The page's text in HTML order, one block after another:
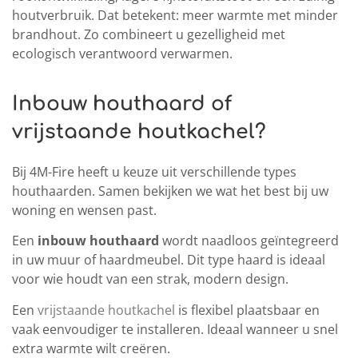
houtverbruik. Dat betekent: meer warmte met minder
brandhout. Zo combineert u gezelligheid met
ecologisch verantwoord verwarmen.
Inbouw houthaard of
vrijstaande houtkachel?
Bij 4M-Fire heeft u keuze uit verschillende types
houthaarden. Samen bekijken we wat het best bij uw
woning en wensen past.
Een inbouw houthaard wordt naadloos geïntegreerd
in uw muur of haardmeubel. Dit type haard is ideaal
voor wie houdt van een strak, modern design.
Een vrijstaande houtkachel is flexibel plaatsbaar en
vaak eenvoudiger te installeren. Ideaal wanneer u snel
extra warmte wilt creëren.